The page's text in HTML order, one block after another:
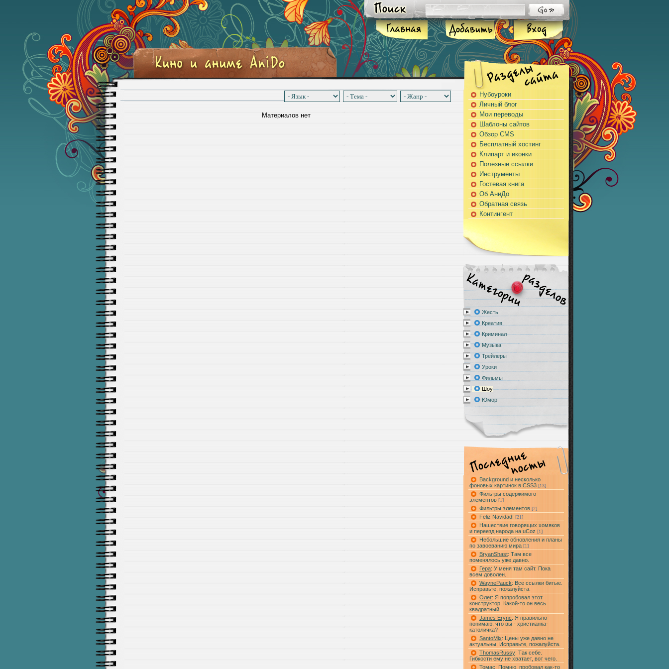
Материалов нет
Нубоуроки
Личный блог
Мои переводы
Шаблоны сайтов
Обзор CMS
Бесплатный хостинг
Клипарт и иконки
Полезные ссылки
Инструменты
Гостевая книга
Об АниДо
Обратная связь
Контингент
Жесть
Креатив
Криминал
Музыка
Трейлеры
Уроки
Фильмы
Шоу
Юмор
Background и несколько
фоновых картинок в CSS3 [13]
Фильтры содержимого
элементов [1]
Фильтры элементов [2]
Feliz Navidad! [21]
Нашествие говорящих хомяков
и переезд народа на uCoz [1]
Небольшие обновления и планы
по завоеванию мира [1]
BryanShast: Там все
поменялось уже давно.
Гера: У меня там сайт. Пока
всем доволен.
WaynePauck: Все ссылки битые.
Исправьте, пожалуйста.
Олег: Я попробовал этот
конструктор. Какой-то он весь
квадратный.
James Erync: Я правильно
понимаю, что вы - христианка-
католичка?
SantoMix: Цены уже давно не
актуальны. Исправьте, пожалуйста.
ThomasRussy: Так себе.
Гибкости ему не хватает, вот чего.
Томас: Помню, пробовал как-то